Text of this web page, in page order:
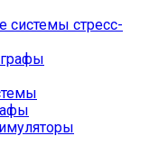
системы стресс-